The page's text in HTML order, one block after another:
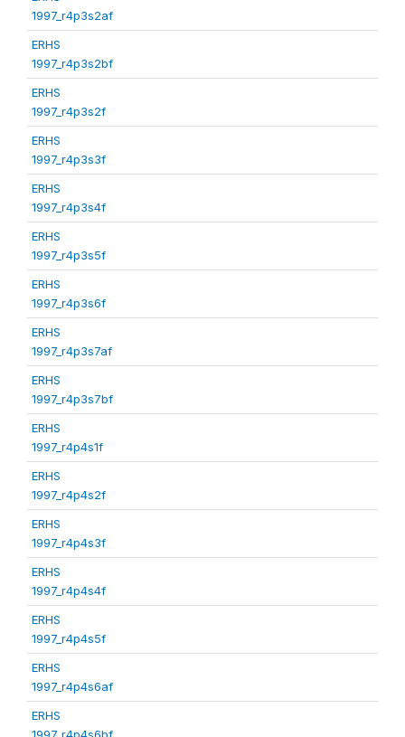
1997_r4p3s2af
ERHS
1997_r4p3s2bf
ERHS
1997_r4p3s2f
ERHS
1997_r4p3s3f
ERHS
1997_r4p3s4f
ERHS
1997_r4p3s5f
ERHS
1997_r4p3s6f
ERHS
1997_r4p3s7af
ERHS
1997_r4p3s7bf
ERHS
1997_r4p4s1f
ERHS
1997_r4p4s2f
ERHS
1997_r4p4s3f
ERHS
1997_r4p4s4f
ERHS
1997_r4p4s5f
ERHS
1997_r4p4s6af
ERHS
1997_r4p4s6bf